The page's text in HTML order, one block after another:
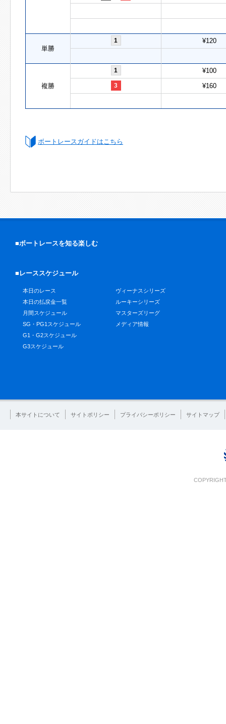
単勝
1 ¥120
複勝
1 ¥100
3 ¥160
ボートレースガイドはこちら
■ボートレースを知る楽しむ
■レーススケジュール
本日のレース
本日の払戻金一覧
月間スケジュール
SG・PG1スケジュール
G1・G2スケジュール
G3スケジュール
ヴィーナスシリーズ
ルーキーシリーズ
マスターズリーグ
メディア情報
本サイトについて サイトポリシー プライバシーポリシー サイトマップ